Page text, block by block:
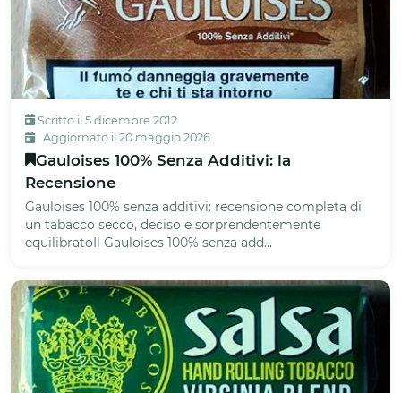
Scritto il 5 dicembre 2012
Aggiornato il 20 maggio 2026
Gauloises 100% Senza Additivi: la
Recensione
Gauloises 100% senza additivi: recensione completa di
un tabacco secco, deciso e sorprendentemente
equilibratoIl Gauloises 100% senza add...